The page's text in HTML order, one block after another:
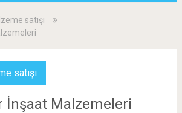
satışı
satışı
İnşaat Malzemeleri